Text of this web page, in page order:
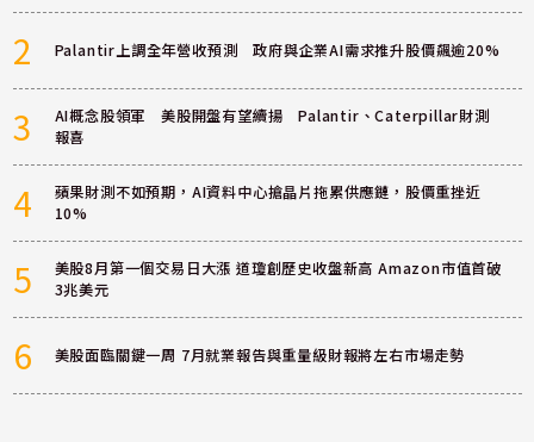
2 Palantir上調全年營收預測 政府與企業AI需求推升股價飆逾20%
3
AI概念股領軍 美股開盤有望續揚 Palantir、Caterpillar財測
報喜
4
蘋果財測不如預期，AI資料中心搶晶片拖累供應鏈，股價重挫近
10%
5
美股8月第一個交易日大漲 道瓊創歷史收盤新高 Amazon市值首破
3兆美元
6 美股面臨關鍵一周 7月就業報告與重量級財報將左右市場走勢